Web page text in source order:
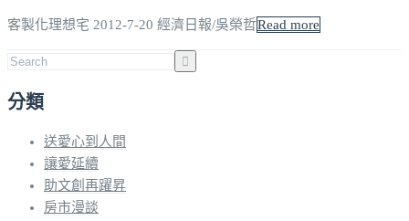
客製化理想宅 2012-7-20 經濟日報/吳榮哲Read more
分類
送愛心到人間
讓愛延續
助文創再躍昇
房市漫談